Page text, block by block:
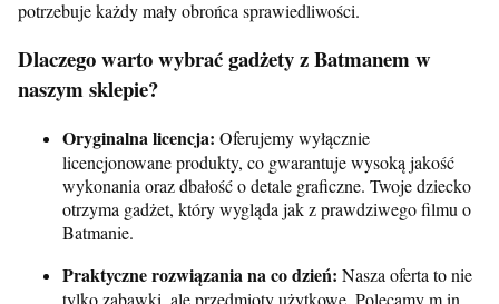
potrzebuje każdy mały obrońca sprawiedliwości.
Dlaczego warto wybrać gadżety z Batmanem w
naszym sklepie?
Oryginalna licencja: Oferujemy wyłącznie
licencjonowane produkty, co gwarantuje wysoką jakość
wykonania oraz dbałość o detale graficzne. Twoje dziecko
otrzyma gadżet, który wygląda jak z prawdziwego filmu o
Batmanie.
Praktyczne rozwiązania na co dzień: Nasza oferta to nie
tylko zabawki, ale przedmioty użytkowe. Polecamy m.in.